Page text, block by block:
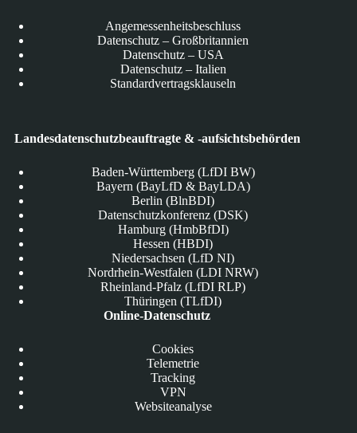
Angemessenheitsbeschluss
Datenschutz – Großbritannien
Datenschutz – USA
Datenschutz – Italien
Standardvertragsklauseln
Landesdatenschutzbeauftragte & -aufsichtsbehörden
Baden-Württemberg (LfDI BW)
Bayern (BayLfD & BayLDA)
Berlin (BlnBDI)
Datenschutzkonferenz (DSK)
Hamburg (HmbBfDI)
Hessen (HBDI)
Niedersachsen (LfD NI)
Nordrhein-Westfalen (LDI NRW)
Rheinland-Pfalz (LfDI RLP)
Thüringen (TLfDI)
Online-Datenschutz
Cookies
Telemetrie
Tracking
VPN
Websiteanalyse